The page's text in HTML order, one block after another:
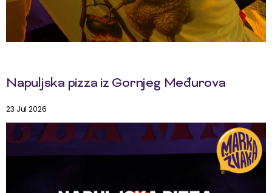
Napuljska pizza iz Gornjeg Međurova
23 Jul 2026